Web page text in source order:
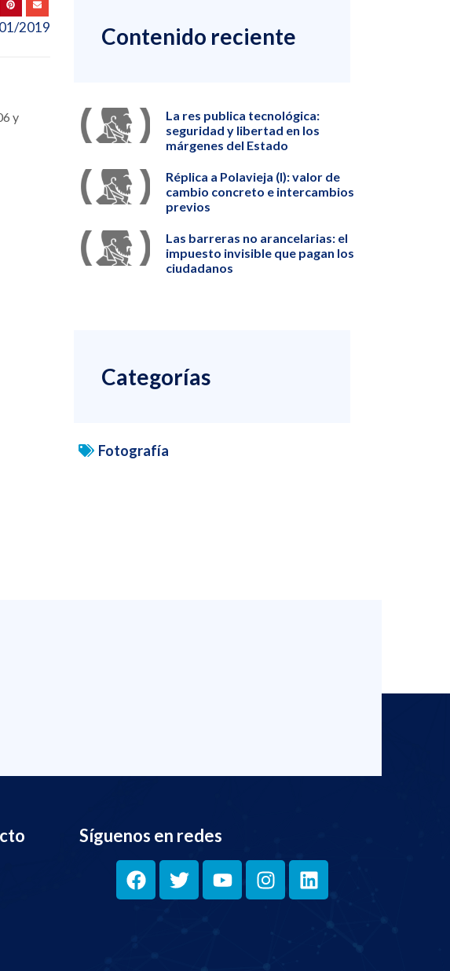
2019
y
Contenido reciente
La res publica tecnológica:
seguridad y libertad en los
márgenes del Estado
Réplica a Polavieja (I): valor de
cambio concreto e intercambios
previos
Las barreras no arancelarias: el
impuesto invisible que pagan los
ciudadanos
Categorías
Fotografía
Síguenos en redes